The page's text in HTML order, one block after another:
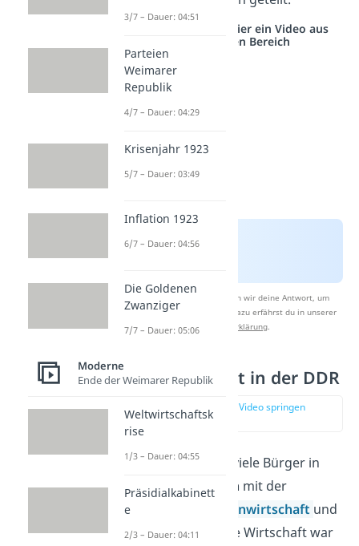
Studyflix vernetzt: Hier ein Video aus
einem anderen Bereich
Nach Beantwortung speichern wir deine Antwort, um
Studyflix zu verbessern. Mehr dazu erfährst du in unserer
Datenschutzerklärung.
Unzufriedenheit in der DDR
zur Stelle im Video springen
(01:22)
Doch schnell waren viele Bürger in
der DDR unzufrieden mit der
vorherrschenden
Planwirtschaft und
demSozialismus.
Die Wirtschaft war
3/7 – Dauer: 04:51
Parteien
Weimarer
Republik
4/7 – Dauer: 04:29
Krisenjahr 1923
5/7 – Dauer: 03:49
Inflation 1923
6/7 – Dauer: 04:56
Die Goldenen
Zwanziger
7/7 – Dauer: 05:06
Moderne
Ende der Weimarer Republik
Weltwirtschaftsk
rise
1/3 – Dauer: 04:55
Präsidialkabinett
e
2/3 – Dauer: 04:11